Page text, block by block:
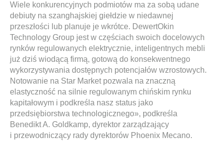
Wiele konkurencyjnych podmiotów ma za sobą udane
debiuty na szanghajskiej giełdzie w niedawnej
przeszłości lub planuje je wkrótce. DewertOkin
Technology Group jest w częściach swoich docelowych
rynków regulowanych elektrycznie, inteligentnych mebli
już dziś wiodącą firmą, gotową do konsekwentnego
wykorzystywania dostępnych potencjałów wzrostowych.
Notowanie na Star Market pozwala na znaczną
elastyczność na silnie regulowanym chińskim rynku
kapitałowym i podkreśla nasz status jako
przedsiębiorstwa technologicznego», podkreśla
Benedikt A. Goldkamp, dyrektor zarządzający
i przewodniczący rady dyrektorów Phoenix Mecano.